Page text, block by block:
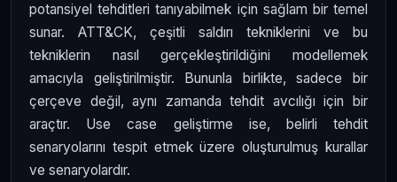
potansiyel tehditleri tanıyabilmek için sağlam bir temel
sunar. ATT&CK, çeşitli saldırı tekniklerini ve bu
tekniklerin nasıl gerçekleştirildiğini modellemek
amacıyla geliştirilmiştir. Bununla birlikte, sadece bir
çerçeve değil, aynı zamanda tehdit avcılığı için bir
araçtır. Use case geliştirme ise, belirli tehdit
senaryolarını tespit etmek üzere oluşturulmuş kurallar
ve senaryolardır.